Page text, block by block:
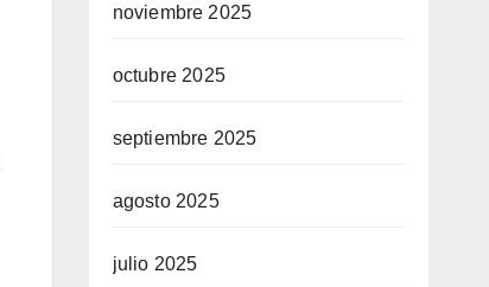
noviembre 2025
octubre 2025
septiembre 2025
agosto 2025
julio 2025